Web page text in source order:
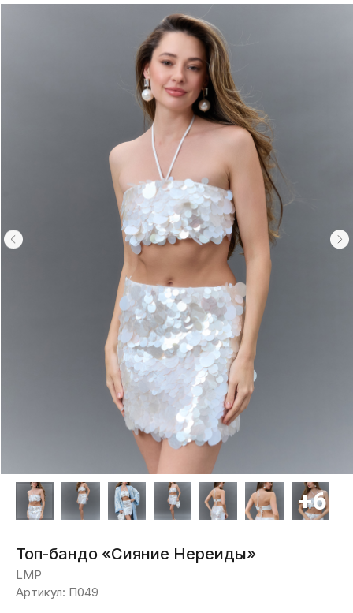
Вернуться назад
Топ-бандо «Сияние Нереиды»
LMP
Артикул: П049